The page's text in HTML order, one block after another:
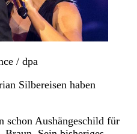
/ dpa
Silbereisen haben
schon Aushängeschild für